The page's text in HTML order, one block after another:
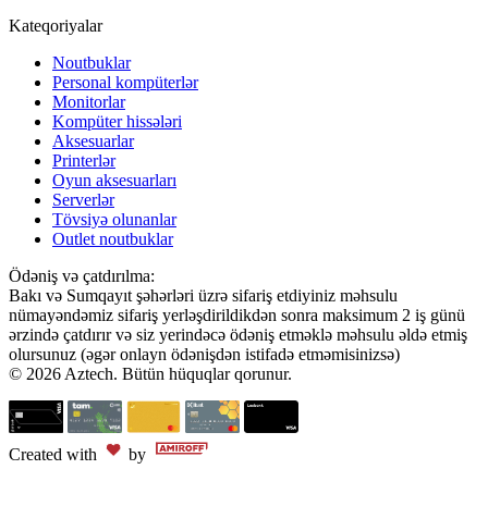
Kateqoriyalar
Noutbuklar
Personal kompüterlər
Monitorlar
Kompüter hissələri
Aksesuarlar
Printerlər
Oyun aksesuarları
Serverlər
Tövsiyə olunanlar
Outlet noutbuklar
Ödəniş və çatdırılma:
Bakı və Sumqayıt şəhərləri üzrə sifariş etdiyiniz məhsulu
nümayəndəmiz sifariş yerləşdirildikdən sonra maksimum 2 iş günü
ərzində çatdırır və siz yerindəcə ödəniş etməklə məhsulu əldə etmiş
olursunuz (əgər onlayn ödənişdən istifadə etməmisinizsə)
© 2026 Aztech. Bütün hüquqlar qorunur.
Created with by